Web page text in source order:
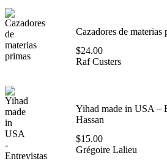
Cazadores de materias
$24.00
Raf Custers
Yihad made in USA –
Hassan
$15.00
Grégoire Lalieu